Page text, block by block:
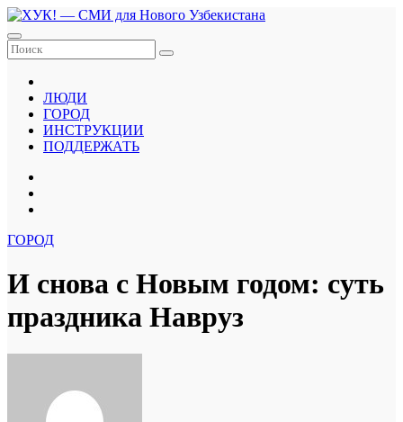
Перейти
к
содержанию
ЛЮДИ
ГОРОД
ИНСТРУКЦИИ
ПОДДЕРЖАТЬ
ГОРОД
И снова с Новым годом: суть
праздника Навруз